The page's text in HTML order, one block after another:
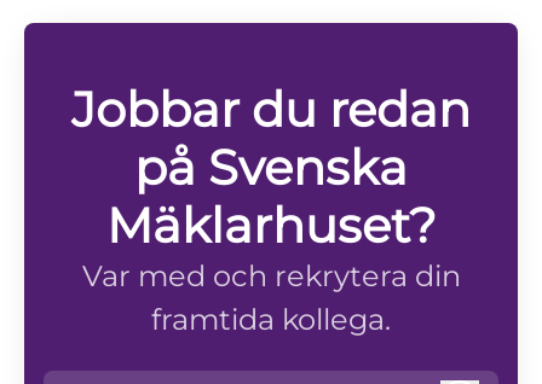
Jobbar du redan
på Svenska
Mäklarhuset?
Var med och rekrytera din
framtida kollega.